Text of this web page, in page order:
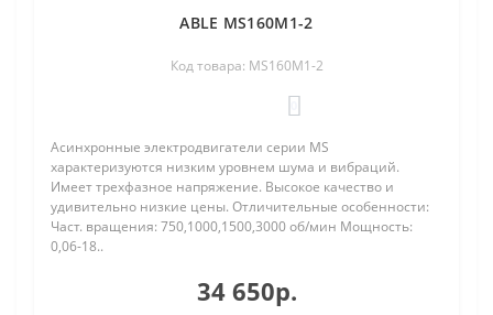
ABLE MS160M1-2
Код товара: MS160M1-2
Асинхронные электродвигатели серии MS
характеризуются низким уровнем шума и вибраций.
Имеет трехфазное напряжение. Высокое качество и
удивительно низкие цены. Отличительные особенности:
Част. вращения: 750,1000,1500,3000 об/мин Мощность:
0,06-18..
34 650р.